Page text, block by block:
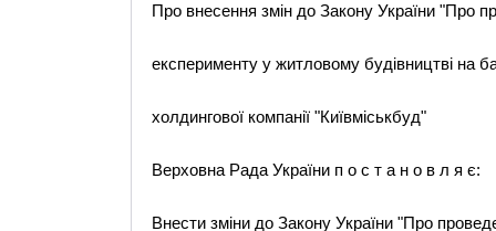
Про внесення змін до Закону України "Про
експерименту у житловому будівництві на
холдингової компанії "Київміськбуд"
Верховна Рада України п о с т а н о в л я є:
Внести зміни до Закону України "Про